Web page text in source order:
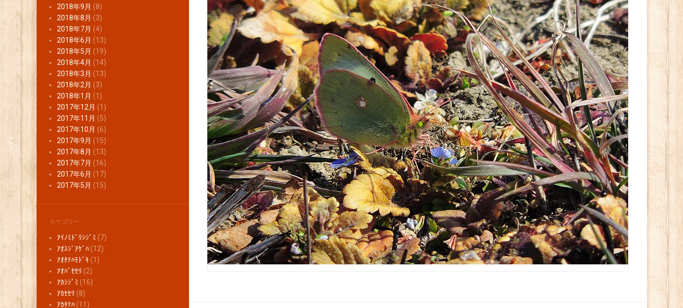
2018年9月 (8)
2018年8月 (3)
2018年7月 (4)
2018年6月 (13)
2018年5月 (19)
2018年4月 (14)
2018年3月 (13)
2018年2月 (3)
2018年1月 (1)
2017年12月 (1)
2017年11月 (5)
2017年10月 (6)
2017年9月 (15)
2017年8月 (13)
2017年7月 (16)
2017年6月 (17)
2017年5月 (15)
カテゴリー
ｱｲﾉﾐﾄﾞﾘｼｼﾞﾐ (7)
ｱｵｽｼﾞｱｹﾞﾊ(12)
ｱｵﾀﾃﾊﾓﾄﾞｷ(1)
ｱｵﾊﾞｾｾﾘ (2)
ｱｶｼｼﾞﾐ (16)
ｱｶｾｾﾘ (8)
ｱｶﾀﾃﾊ(11)